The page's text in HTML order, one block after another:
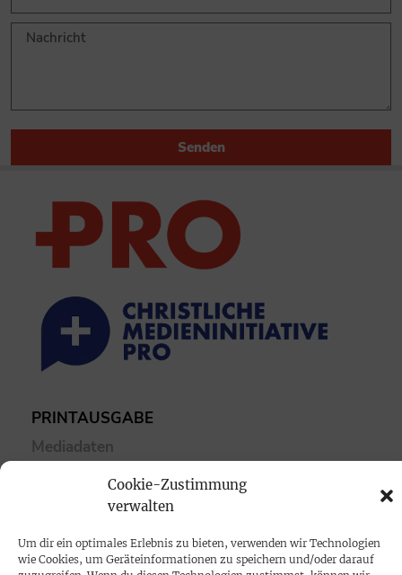
Cookie-Zustimmung
verwalten
Um dir ein optimales Erlebnis zu bieten, verwenden wir Technologien
wie Cookies, um Geräteinformationen zu speichern und/oder darauf
Senden
PRINTAUSGABE
Mediadaten
PROKOMPAKT